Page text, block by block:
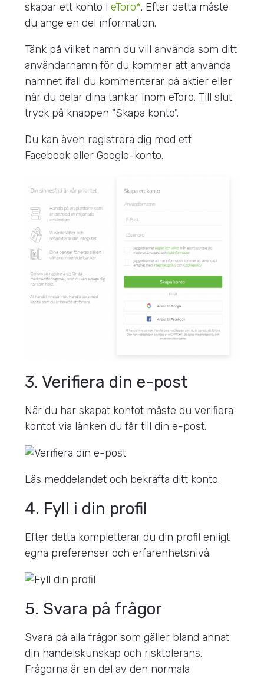
skapar ett konto ieToro*. Efter detta måste
du ange en del information.
Tänk på vilket namn du vill använda som ditt
användarnamn för du kommer att använda
namnet ifall du kommenterar på aktier eller
när du delar dina tankar inom eToro. Till slut
tryck på knappen "Skapa konto".
Du kan även registrera dig med ett
Facebook eller Google-konto.
3. Verifiera din e-post
När du har skapat kontot måste du verifiera
kontot via länken du får till din e-post.
Läs meddelandet och bekräfta ditt konto.
4. Fyll i din profil
Efter detta kompletterar du din profil enligt
egna preferenser och erfarenhetsnivå.
5. Svara på frågor
Svara på alla frågor som gäller bland annat
din handelskunskap och risktolerans.
Frågorna är en del av den normala